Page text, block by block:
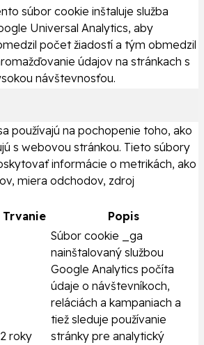
súbor cookie inštaluje služba
Universal Analytics, aby
počet žiadostí a tým obmedzil
údajov na stránkach s
návštevnosťou.
používajú na pochopenie toho, ako
s webovou stránkou. Tieto súbory
informácie o metrikách, ako
miera odchodov, zdroj
Trvanie Popis
2 roky
Súbor cookie _ga
nainštalovaný službou
Google Analytics počíta
údaje o návštevníkoch,
reláciách a kampaniach a
tiež sleduje používanie
stránky pre analytický